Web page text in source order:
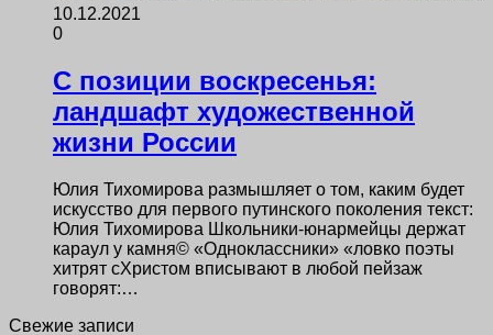
10.12.2021
0
С позиции воскресенья:
ландшафт художественной
жизни России
Юлия Тихомирова размышляет о том, каким будет
искусство для первого путинского поколения текст:
Юлия Тихомирова Школьники-юнармейцы держат
караул у камня© «Одноклассники» «ловко поэты
хитрят сХристом вписывают в любой пейзаж
говорят:…
Свежие записи